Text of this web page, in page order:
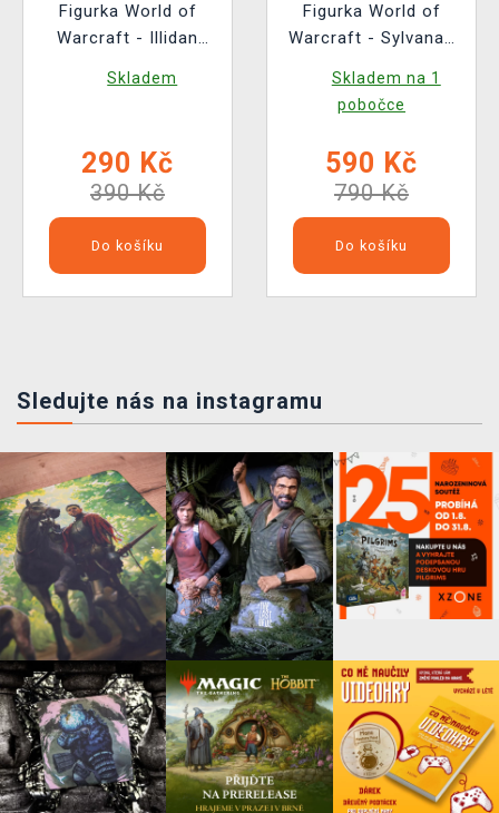
Figurka World of
Warcraft - Illidan
1101)
Skladem
290 Kč
390 Kč
Do košíku
Figurka World of
Warcraft - Sylvanas
Games 990)
Skladem na 1
pobočce
590 Kč
790 Kč
Do košíku
Sledujte nás na instagramu